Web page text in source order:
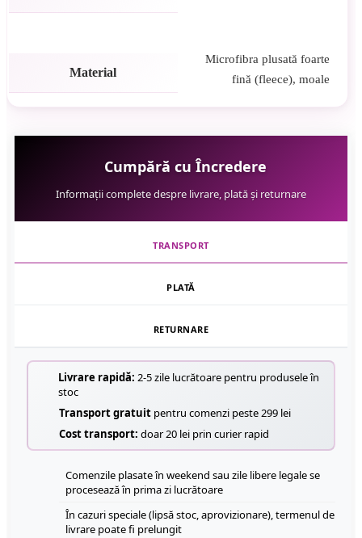
Material
Microfibra plusată foarte
fină (fleece), moale
Cumpără cu Încredere
Informații complete despre livrare, plată și returnare
TRANSPORT
PLATĂ
RETURNARE
Livrare rapidă: 2-5 zile lucrătoare pentru produsele în
stoc
Transport gratuit pentru comenzi peste 299 lei
Cost transport: doar 20 lei prin curier rapid
Comenzile plasate în weekend sau zile libere legale se
procesează în prima zi lucrătoare
În cazuri speciale (lipsă stoc, aprovizionare), termenul de
livrare poate fi prelungit